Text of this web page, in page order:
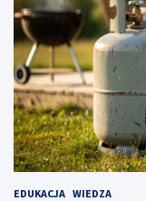
EDUKACJA WIEDZA